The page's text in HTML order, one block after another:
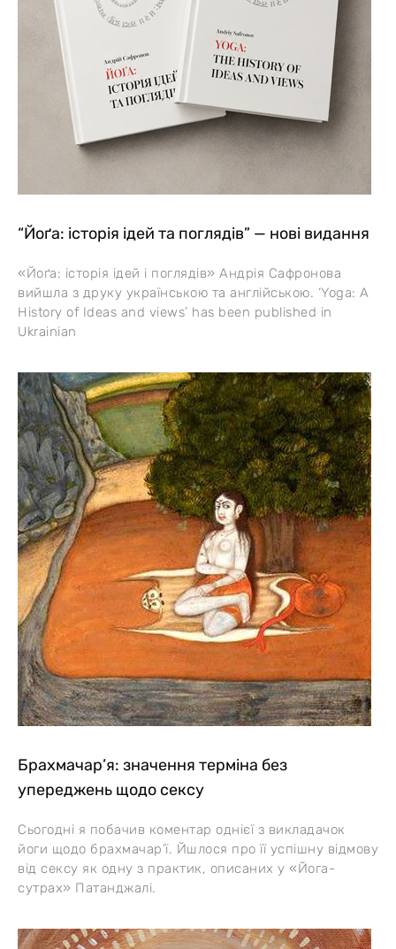
“Йоґа: історія ідей та поглядів” — нові видання
«Йоґа: історія ідей і поглядів» Андрія Сафронова
вийшла з друку українською та англійською. ‘Yoga: A
History of Ideas and views’ has been published in
Ukrainian
Брахмачар’я: значення терміна без
упереджень щодо сексу
Сьогодні я побачив коментар однієї з викладачок
йоги щодо брахмачар’ї. Йшлося про її успішну відмову
від сексу як одну з практик, описаних у «Йога-
сутрах» Патанджалі.